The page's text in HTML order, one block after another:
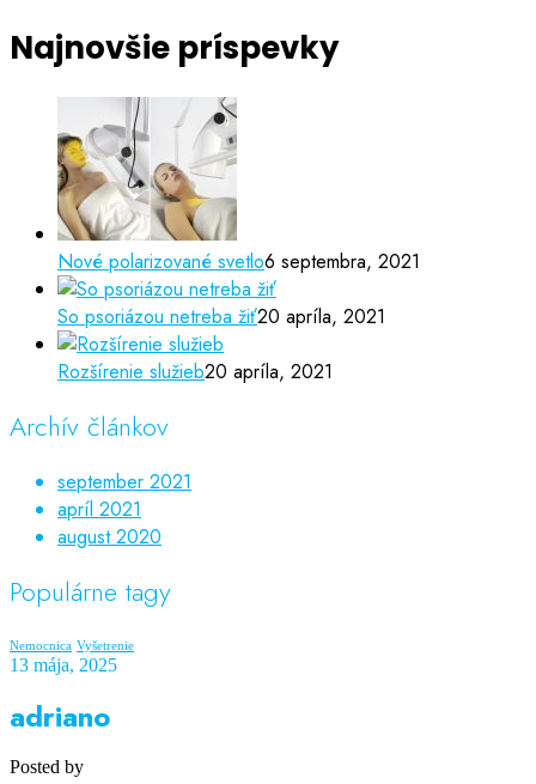
Najnovšie príspevky
Nové polarizované svetlo6 septembra, 2021
So psoriázou netreba žiť20 apríla, 2021
Rozšírenie služieb20 apríla, 2021
Archív článkov
september 2021
apríl 2021
august 2020
Populárne tagy
Nemocnica Vyšetrenie
13 mája, 2025
adriano
Posted by